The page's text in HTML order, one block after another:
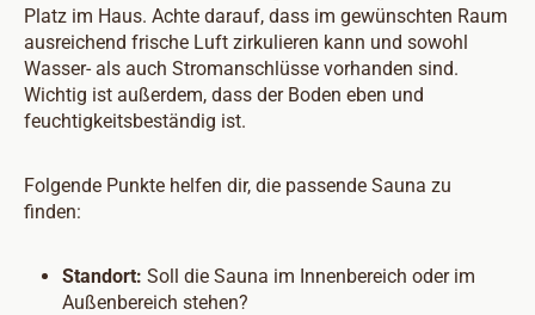
Platz im Haus. Achte darauf, dass im gewünschten Raum
ausreichend frische Luft zirkulieren kann und sowohl
Wasser- als auch Stromanschlüsse vorhanden sind.
Wichtig ist außerdem, dass der Boden eben und
feuchtigkeitsbeständig ist.
Folgende Punkte helfen dir, die passende Sauna zu
finden:
Standort: Soll die Sauna im Innenbereich oder im
Außenbereich stehen?